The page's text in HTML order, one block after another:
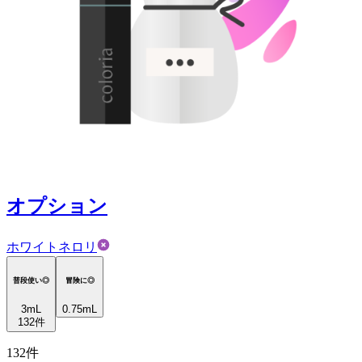
オプション
ホワイトネロリ
普段使い◎
3mL
132件
冒険に◎
0.75mL
132件